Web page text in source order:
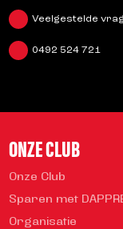
Veelgestelde
0492 524 721
ONZE CLUB
Onze Club
Sparen met
Organisatie